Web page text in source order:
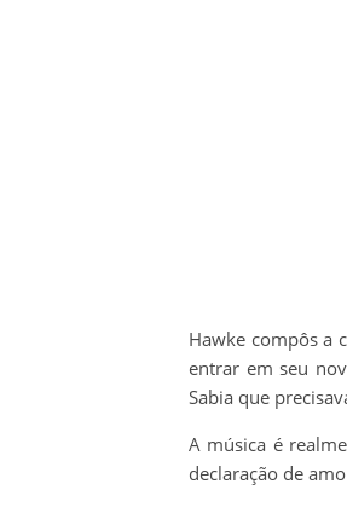
Hawke compôs a
entrar em seu
Sabia que
A música é
declaração de